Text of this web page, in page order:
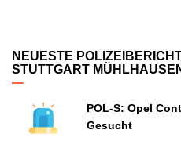
NEUESTE
STUTTGART
POL-S: Opel
Gesucht